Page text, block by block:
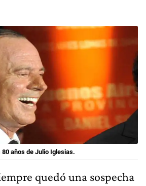
80 años de Julio Iglesias.
quedó una sospecha